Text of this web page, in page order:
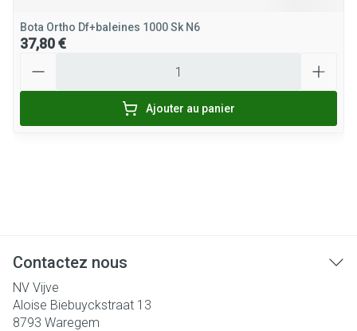
Bota Ortho Df+baleines 1000 Sk N6
37,80 €
Ajouter au panier
Contactez nous
NV Vijve
Aloise Biebuyckstraat 13
8793 Waregem